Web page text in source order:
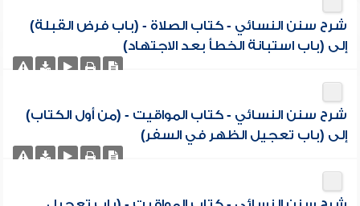
شرح سنن النسائي - كتاب الصلاة - (باب فرض القبلة)
إلى (باب استبانة الخطأ بعد الاجتهاد)
شرح سنن النسائي - كتاب المواقيت - (من أول الكتاب)
إلى (باب تعجيل الظهر في السفر)